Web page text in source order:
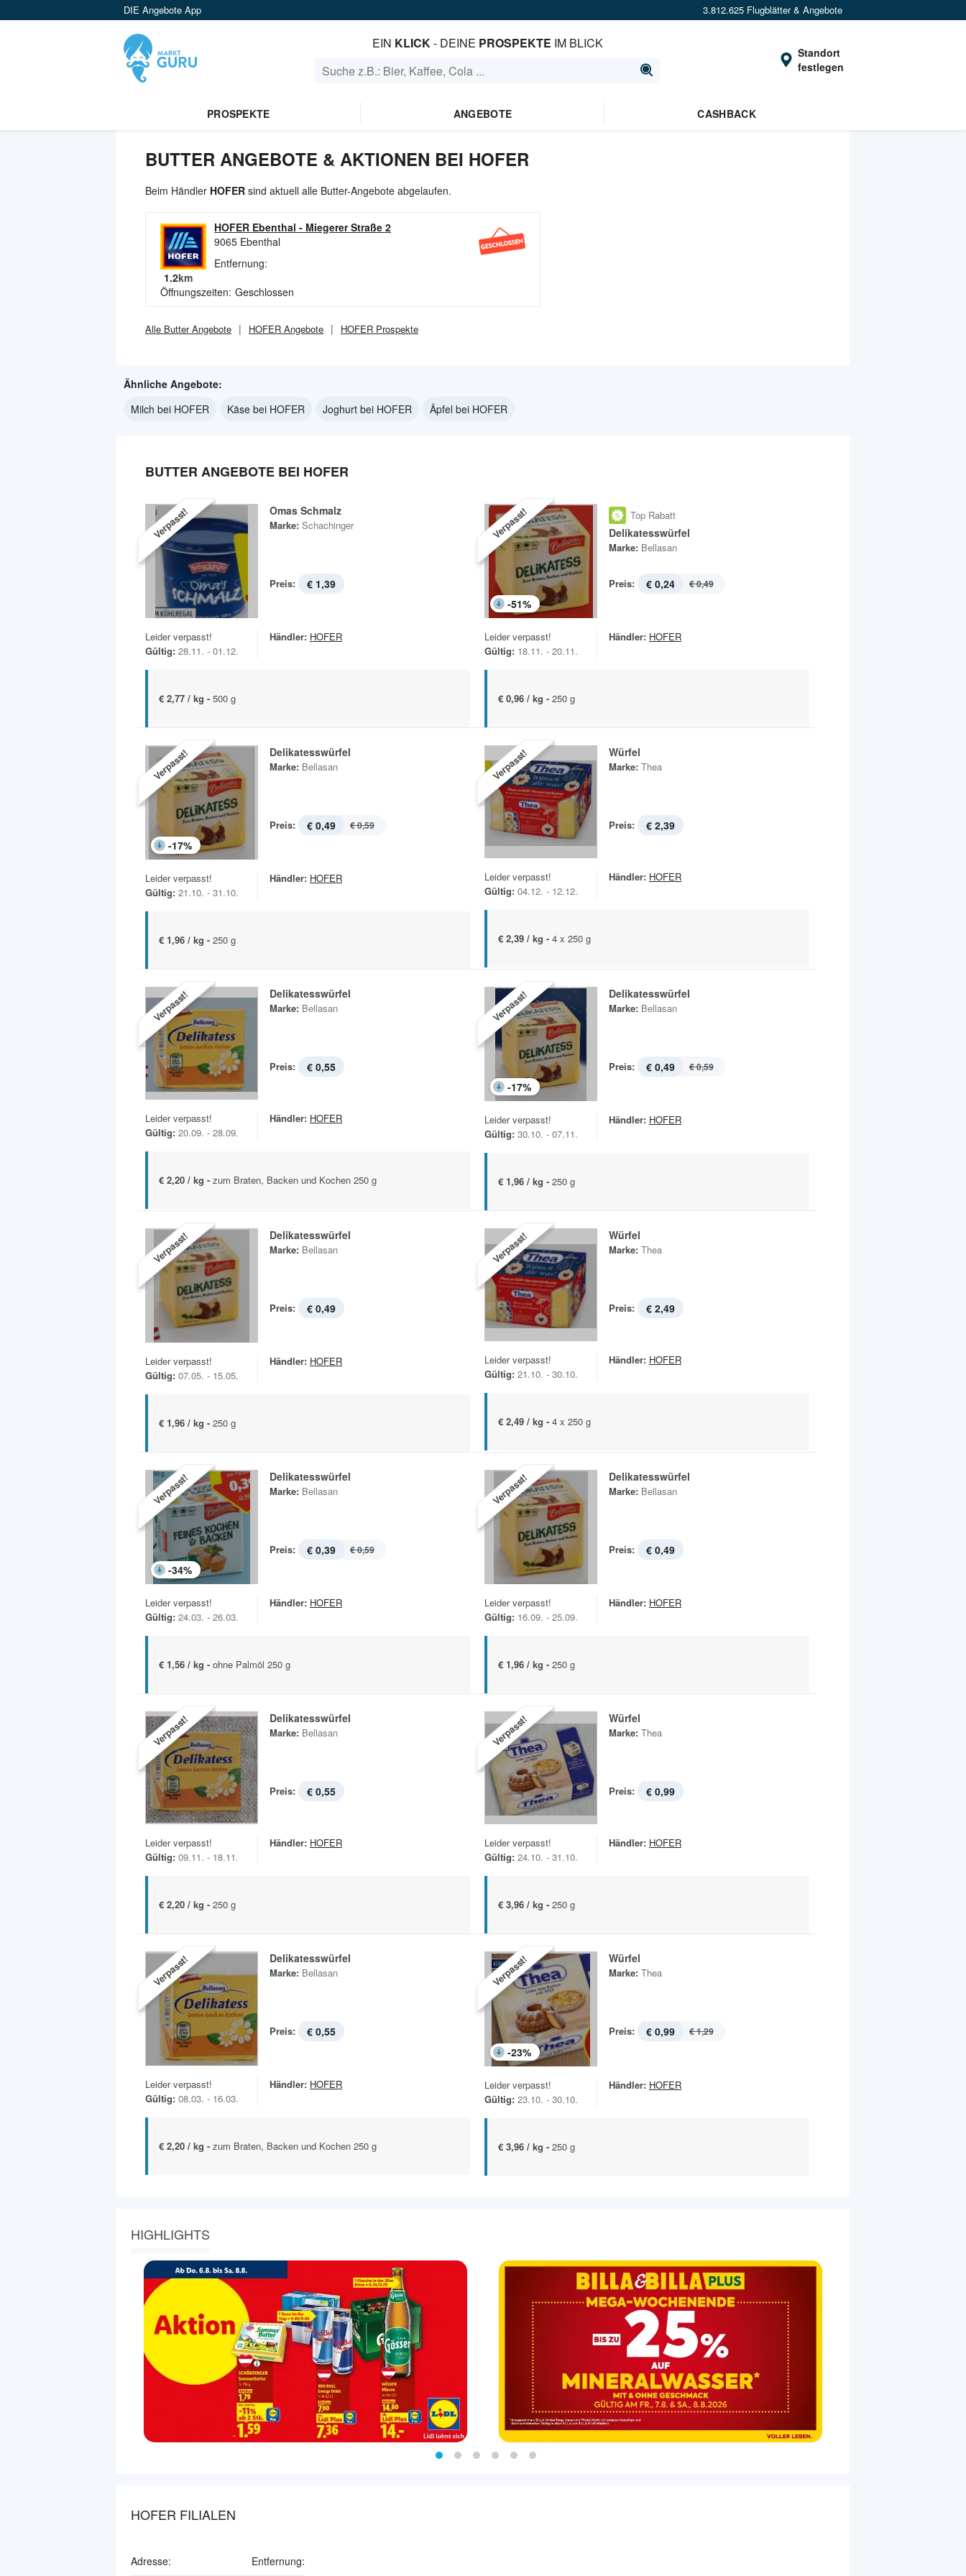
DIE Angebote App 3.812.625 Flugblätter & Angebote
EIN KLICK- DEINE PROSPEKTE IM BLICK
Standort
festlegen
PROSPEKTE ANGEBOTE CASHBACK
BUTTER ANGEBOTE & AKTIONEN BEI HOFER
Beim Händler HOFER sind aktuell alle Butter-Angebote abgelaufen.
HOFER Ebenthal - Miegerer Straße 2
9065 Ebenthal
Entfernung:
1.2km
Öffnungszeiten: Geschlossen
Alle ButterAngebote HOFER Angebote HOFER Prospekte
Ähnliche Angebote:
Milch bei HOFER
Käse bei HOFER Joghurt bei HOFER Äpfel bei HOFER
BUTTER ANGEBOTE BEI HOFER
Verpasst! Omas Schmalz
Marke: Schachinger
Preis: € 1,39
Leider verpasst!
Gültig: 28.11. - 01.12.
Händler: HOFER
€ 2,77 / kg - 500 g
Verpasst!
-51%
Top Rabatt
Delikatesswürfel
Marke: Bellasan
Preis: € 0,24 € 0,49
Leider verpasst!
Gültig: 18.11. - 20.11.
Händler: HOFER
€ 0,96 / kg - 250 g
Verpasst!
-17%
Delikatesswürfel
Marke: Bellasan
Preis: € 0,49 € 0,59
Leider verpasst!
Gültig: 21.10. - 31.10.
Händler: HOFER
€ 1,96 / kg - 250 g
Verpasst! Würfel
Marke: Thea
Preis: € 2,39
Leider verpasst!
Gültig: 04.12. - 12.12.
Händler: HOFER
€ 2,39 / kg - 4 x 250 g
Verpasst! Delikatesswürfel
Marke: Bellasan
Preis: € 0,55
Leider verpasst!
Gültig: 20.09. - 28.09.
Händler: HOFER
€ 2,20 / kg - zum Braten, Backen und Kochen 250 g
Verpasst!
-17%
Delikatesswürfel
Marke: Bellasan
Preis: € 0,49 € 0,59
Leider verpasst!
Gültig: 30.10. - 07.11.
Händler: HOFER
€ 1,96 / kg - 250 g
Verpasst! Delikatesswürfel
Marke: Bellasan
Preis: € 0,49
Leider verpasst!
Gültig: 07.05. - 15.05.
Händler: HOFER
€ 1,96 / kg - 250 g
Verpasst! Würfel
Marke: Thea
Preis: € 2,49
Leider verpasst!
Gültig: 21.10. - 30.10.
Händler: HOFER
€ 2,49 / kg - 4 x 250 g
Verpasst!
-34%
Delikatesswürfel
Marke: Bellasan
Preis: € 0,39 € 0,59
Leider verpasst!
Gültig: 24.03. - 26.03.
Händler: HOFER
€ 1,56 / kg - ohne Palmöl 250 g
Verpasst! Delikatesswürfel
Marke: Bellasan
Preis: € 0,49
Leider verpasst!
Gültig: 16.09. - 25.09.
Händler: HOFER
€ 1,96 / kg - 250 g
Verpasst! Delikatesswürfel
Marke: Bellasan
Preis: € 0,55
Leider verpasst!
Gültig: 09.11. - 18.11.
Händler: HOFER
€ 2,20 / kg - 250 g
Verpasst! Würfel
Marke: Thea
Preis: € 0,99
Leider verpasst!
Gültig: 24.10. - 31.10.
Händler: HOFER
€ 3,96 / kg - 250 g
Verpasst! Delikatesswürfel
Marke: Bellasan
Preis: € 0,55
Leider verpasst!
Gültig: 08.03. - 16.03.
Händler: HOFER
€ 2,20 / kg - zum Braten, Backen und Kochen 250 g
Verpasst!
-23%
Würfel
Marke: Thea
Preis: € 0,99 € 1,29
Leider verpasst!
Gültig: 23.10. - 30.10.
Händler: HOFER
€ 3,96 / kg - 250 g
HIGHLIGHTS
HOFER FILIALEN
Adresse: Entfernung: